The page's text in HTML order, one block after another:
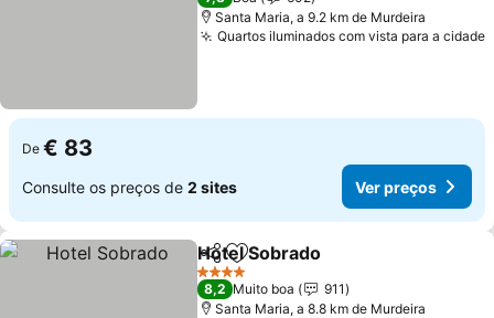
Santa Maria, a 9.2 km de Murdeira
Quartos iluminados com vista para a cidade
De € 83
Consulte os preços de 2 sites Ver preços
PartilharAdicionar aos favoritos
Hotel Sobrado
4 Estrelas
8,2 Muito boa
911
Santa Maria, a 8.8 km de Murdeira